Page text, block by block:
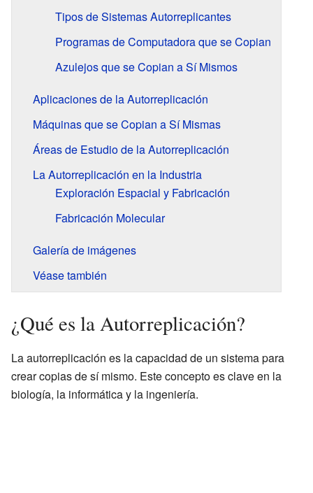
Tipos de Sistemas Autorreplicantes
Programas de Computadora que se Copian
Azulejos que se Copian a Sí Mismos
Aplicaciones de la Autorreplicación
Máquinas que se Copian a Sí Mismas
Áreas de Estudio de la Autorreplicación
La Autorreplicación en la Industria
Exploración Espacial y Fabricación
Fabricación Molecular
Galería de imágenes
Véase también
¿Qué es la Autorreplicación?
La autorreplicación es la capacidad de un sistema para
crear copias de sí mismo. Este concepto es clave en la
biología, la informática y la ingeniería.